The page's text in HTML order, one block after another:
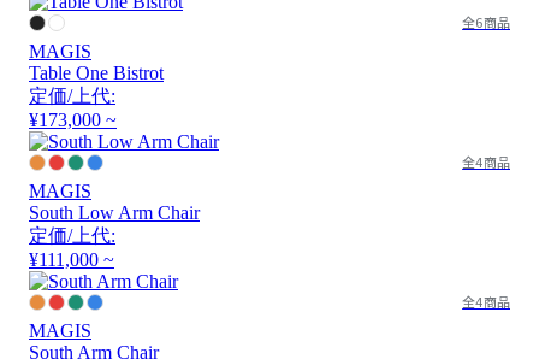
全6商品
MAGIS
Table One Bistrot
定価/上代:
¥173,000 ~
全4商品
MAGIS
South Low Arm Chair
定価/上代:
¥111,000 ~
全4商品
MAGIS
South Arm Chair